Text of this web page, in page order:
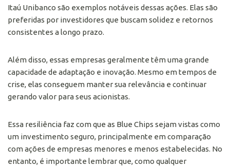
Itaú Unibanco são exemplos notáveis dessas ações. Elas são
preferidas por investidores que buscam solidez e retornos
consistentes a longo prazo.
Além disso, essas empresas geralmente têm uma grande
capacidade de adaptação e inovação. Mesmo em tempos de
crise, elas conseguem manter sua relevância e continuar
gerando valor para seus acionistas.
Essa resiliência faz com que as Blue Chips sejam vistas como
um investimento seguro, principalmente em comparação
com ações de empresas menores e menos estabelecidas. No
entanto, é importante lembrar que, como qualquer